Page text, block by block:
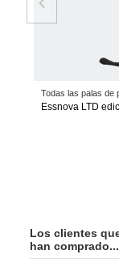
Todas las palas de
Essnova LTD
Los clientes
han comprado...